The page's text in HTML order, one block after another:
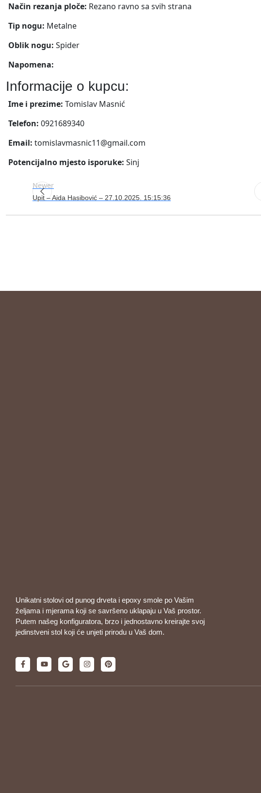
Način rezanja ploče: Rezano ravno sa svih strana
Tip nogu: Metalne
Oblik nogu: Spider
Napomena:
Informacije o kupcu:
Ime i prezime: Tomislav Masnić
Telefon: 0921689340
Email: tomislavmasnic11@gmail.com
Potencijalno mjesto isporuke: Sinj
Newer
Upit – Aida Hasibović – 27.10.2025. 15:15:36
Unikatni stolovi od punog drveta i epoxy smole po Vašim
željama i mjerama koji se savršeno uklapaju u Vaš prostor.
Putem našeg konfiguratora, brzo i jednostavno kreirajte svoj
jedinstveni stol koji će unjeti prirodu u Vaš dom.